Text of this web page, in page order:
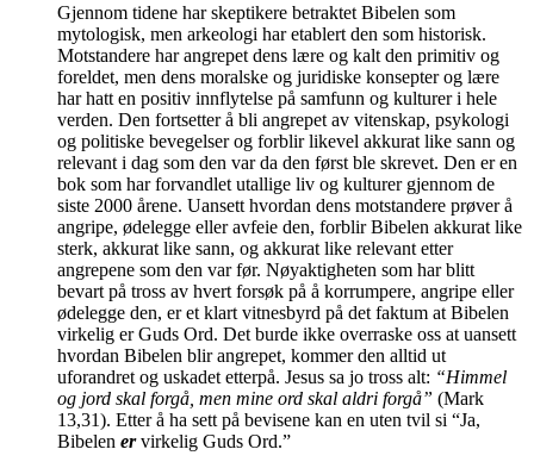
Gjennom tidene har skeptikere betraktet Bibelen som
mytologisk, men arkeologi har etablert den som historisk.
Motstandere har angrepet dens lære og kalt den primitiv og
foreldet, men dens moralske og juridiske konsepter og lære
har hatt en positiv innflytelse på samfunn og kulturer i hele
verden. Den fortsetter å bli angrepet av vitenskap, psykologi
og politiske bevegelser og forblir likevel akkurat like sann og
relevant i dag som den var da den først ble skrevet. Den er en
bok som har forvandlet utallige liv og kulturer gjennom de
siste 2000 årene. Uansett hvordan dens motstandere prøver å
angripe, ødelegge eller avfeie den, forblir Bibelen akkurat like
sterk, akkurat like sann, og akkurat like relevant etter
angrepene som den var før. Nøyaktigheten som har blitt
bevart på tross av hvert forsøk på å korrumpere, angripe eller
ødelegge den, er et klart vitnesbyrd på det faktum at Bibelen
virkelig er Guds Ord. Det burde ikke overraske oss at uansett
hvordan Bibelen blir angrepet, kommer den alltid ut
uforandret og uskadet etterpå. Jesus sa jo tross alt: “Himmel
og jord skal forgå, men mine ord skal aldri forgå” (Mark
13,31). Etter å ha sett på bevisene kan en uten tvil si “Ja,
Bibelen ervirkelig Guds Ord.”